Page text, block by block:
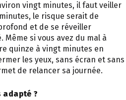
vingt minutes, il faut veiller
le risque serait de
et de se réveiller
si vous avez du mal à
quinze à vingt minutes en
les yeux, sans écran et sans
de relancer sa journée.
adapté ?